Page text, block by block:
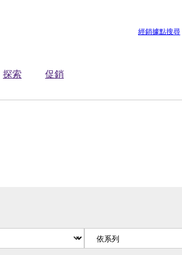
探索 促銷
經銷據點搜尋